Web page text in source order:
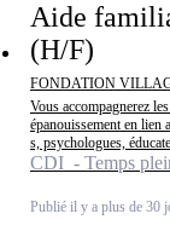
Aide
(H/F)
FONDATION
Vous accompagnerez
épanouissement en lien
s, psychologues,
CDI - Temps
Publié il y a plus de 30